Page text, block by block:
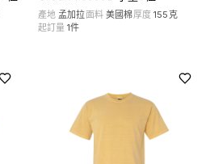
產地 孟加拉面料 美國棉厚度 155克
起訂量 1件